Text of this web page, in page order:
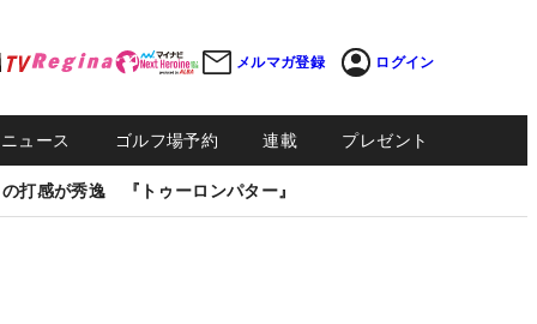
メルマガ登録 ログイン
ュース ゴルフ場予約 連載 プレゼント
打感が秀逸 『トゥーロンパター』